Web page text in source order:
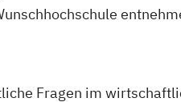
Fragen im